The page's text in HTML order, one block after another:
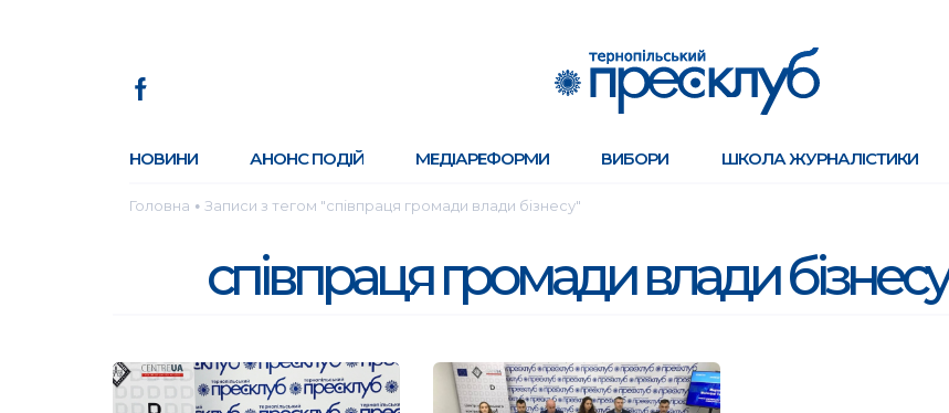
НОВИНИ АНОНС ПОДІЙ МЕДІАРЕФОРМИ ВИБОРИ ШКОЛА ЖУРНАЛІСТИКИ
Головна ● Записи з тегом "співпраця громади влади бізнесу"
співпраця громади влади бізнесу